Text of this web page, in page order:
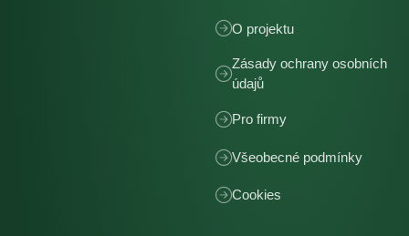
O projektu
Zásady ochrany osobních
údajů
Pro firmy
Všeobecné podmínky
Cookies